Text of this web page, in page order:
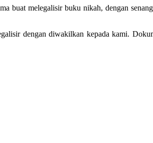
buat melegalisir buku nikah, dengan
dengan diwakilkan kepada kami.